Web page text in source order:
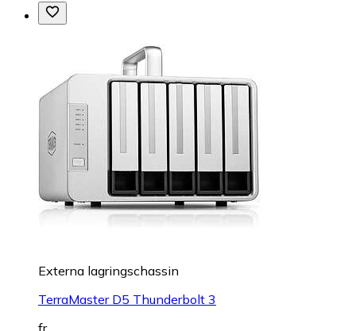
Externa lagringschassin
TerraMaster D5 Thunderbolt 3
fr.